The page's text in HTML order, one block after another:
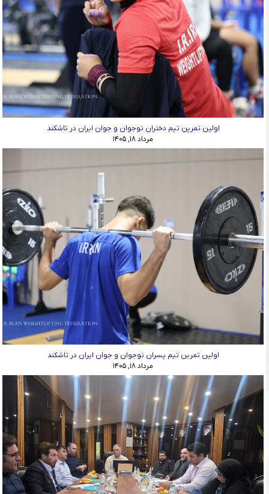
اولین تمرین تیم دختران نوجوان و جوان ایران در تاشکند
مرداد ۱۸, ۱۴۰۵
اولین تمرین تیم پسران نوجوان و جوان ایران در تاشکند
مرداد ۱۸, ۱۴۰۵